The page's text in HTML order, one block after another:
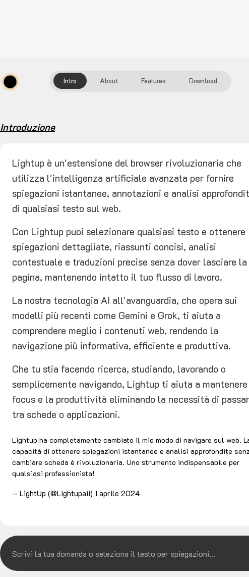
Intro About Features Download
Introduzione
Lightup è un'estensione del browser rivoluzionaria che
utilizza l'intelligenza artificiale avanzata per fornire
spiegazioni istantanee, annotazioni e analisi
di qualsiasi testo sul web.
Con Lightup puoi selezionare qualsiasi testo e ottenere
spiegazioni dettagliate, riassunti concisi, analisi
contestuale e traduzioni precise senza dover lasciare la
pagina, mantenendo intatto il tuo flusso di lavoro.
La nostra tecnologia AI all'avanguardia, che opera sui
modelli più recenti come Gemini e Grok, ti aiuta a
comprendere meglio i contenuti web, rendendo la
navigazione più informativa, efficiente e produttiva.
Che tu stia facendo ricerca, studiando, lavorando o
semplicemente navigando, Lightup ti aiuta a
focus e la produttività eliminando la necessità di
tra schede o applicazioni.
Lightup ha completamente cambiato il mio modo di navigare sul web.
capacità di ottenere spiegazioni istantanee e analisi approfondite
cambiare scheda è rivoluzionaria. Uno strumento indispensabile per
qualsiasi professionista!
— LightUp (@Lightupaii) 1 aprile 2024